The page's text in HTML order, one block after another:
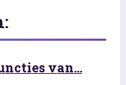
van...